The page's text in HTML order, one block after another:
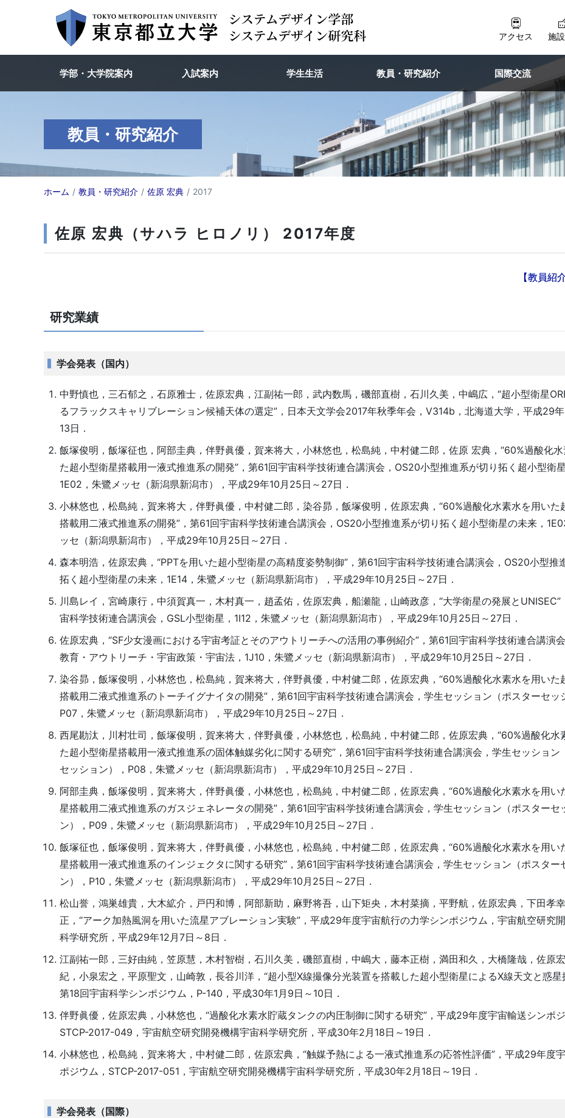
アクセス 施
学部・大学院案内 入試案内 学生生活 教員・研究紹介 国際交流
教員・研究紹介
ホーム 教員・研究紹介 佐原 宏典 2017
佐原 宏典（サハラ ヒロノリ） 2017年度
【教員紹
研究業績
学会発表（国内）
中野慎也，三石郁之，石原雅士，佐原宏典，江副祐一郎，武内数馬，磯部直樹，石川久美，中嶋広，“超小型衛星
るフラックスキャリブレーション候補天体の選定”，日本天文学会2017年秋季年会，V314b，北海道大学，平成29年
13日．
飯塚俊明，飯塚征也，阿部圭典，伴野眞優，賀来将大，小林悠也，松島純，中村健二郎，佐原 宏典，“60%過酸化
た超小型衛星搭載用一液式推進系の開発”，第61回宇宙科学技術連合講演会，OS20小型推進系が切り拓く超小型衛
1E02，朱鷺メッセ（新潟県新潟市），平成29年10月25日～27日．
小林悠也，松島純，賀来将大，伴野眞優，中村健二郎，染谷昴，飯塚俊明，佐原宏典，“60%過酸化水素水を用いた
搭載用二液式推進系の開発”，第61回宇宙科学技術連合講演会，OS20小型推進系が切り拓く超小型衛星の未来，
ッセ（新潟県新潟市），平成29年10月25日～27日．
森本明浩，佐原宏典，“PPTを用いた超小型衛星の高精度姿勢制御”，第61回宇宙科学技術連合講演会，OS20小型推
拓く超小型衛星の未来，1E14，朱鷺メッセ（新潟県新潟市），平成29年10月25日～27日．
川島レイ，宮崎康行，中須賀真一，木村真一，趙孟佑，佐原宏典，船瀬龍，山崎政彦，“大学衛星の発展とUNISEC”
宙科学技術連合講演会，GSL小型衛星，1I12，朱鷺メッセ（新潟県新潟市），平成29年10月25日～27日．
佐原宏典，“SF少女漫画における宇宙考証とそのアウトリーチへの活用の事例紹介”，第61回宇宙科学技術連合講演
教育・アウトリーチ・宇宙政策・宇宙法，1J10，朱鷺メッセ（新潟県新潟市），平成29年10月25日～27日．
染谷昴，飯塚俊明，小林悠也，松島純，賀来将大，伴野眞優，中村健二郎，佐原宏典，“60%過酸化水素水を用いた
搭載用二液式推進系のトーチイグナイタの開発”，第61回宇宙科学技術連合講演会，学生セッション（ポスターセッ
P07，朱鷺メッセ（新潟県新潟市），平成29年10月25日～27日．
西尾勘汰，川村壮司，飯塚俊明，賀来将大，伴野眞優，小林悠也，松島純，中村健二郎，佐原宏典，“60%過酸化水
た超小型衛星搭載用一液式推進系の固体触媒劣化に関する研究”，第61回宇宙科学技術連合講演会，学生セッション
セッション），P08，朱鷺メッセ（新潟県新潟市），平成29年10月25日～27日．
阿部圭典，飯塚俊明，賀来将大，伴野眞優，小林悠也，松島純，中村健二郎，佐原宏典，“60%過酸化水素水を用い
星搭載用二液式推進系のガスジェネレータの開発”，第61回宇宙科学技術連合講演会，学生セッション（ポスターセ
ン），P09，朱鷺メッセ（新潟県新潟市），平成29年10月25日～27日．
飯塚征也，飯塚俊明，賀来将大，伴野眞優，小林悠也，松島純，中村健二郎，佐原宏典，“60%過酸化水素水を用い
星搭載用一液式推進系のインジェクタに関する研究”，第61回宇宙科学技術連合講演会，学生セッション（ポスター
ン），P10，朱鷺メッセ（新潟県新潟市），平成29年10月25日～27日．
松山誉，鴻巣雄貴，大木絋介，戸円和博，阿部新助，麻野将吾，山下矩央，木村菜摘，平野航，佐原宏典，下田孝
正，“アーク加熱風洞を用いた流星アブレーション実験”，平成29年度宇宙航行の力学シンポジウム，宇宙航空研究
科学研究所，平成29年12月7日～8日．
江副祐一郎，三好由純，笠原慧，木村智樹，石川久美，磯部直樹，中嶋大，藤本正樹，満田和久，大橋隆哉，佐原
紀，小泉宏之，平原聖文，山崎敦，長谷川洋，“超小型X線撮像分光装置を搭載した超小型衛星によるX線天文と惑星
第18回宇宙科学シンポジウム，P-140，平成30年1月9日～10日．
伴野眞優，佐原宏典，小林悠也，“過酸化水素水貯蔵タンクの内圧制御に関する研究”，平成29年度宇宙輸送シンポジ
STCP-2017-049，宇宙航空研究開発機構宇宙科学研究所，平成30年2月18日～19日．
小林悠也，松島純，賀来将大，中村健二郎，佐原宏典，“触媒予熱による一液式推進系の応答性評価”，平成29年度
ポジウム，STCP-2017-051，宇宙航空研究開発機構宇宙科学研究所，平成30年2月18日～19日．
学会発表（国際）